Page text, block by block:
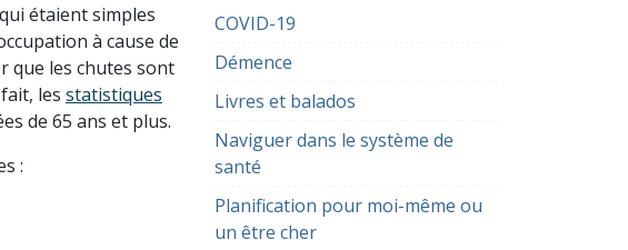
étaient simples
à cause de
que les chutes sont
les statistiques
de 65 ans et plus.
:
COVID-19
Démence
Livres et balados
Naviguer dans le système de
santé
Planification pour moi-même ou
un être cher